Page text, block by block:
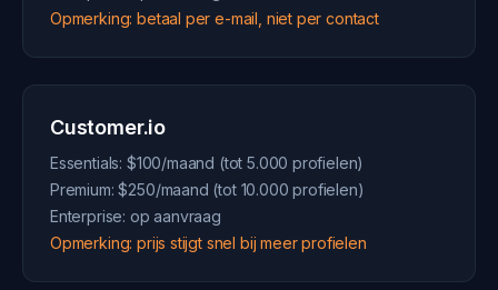
Opmerking: betaal per e-mail, niet per contact
Customer.io
Essentials: $100/maand (tot 5.000 profielen)
Premium: $250/maand (tot 10.000 profielen)
Enterprise: op aanvraag
Opmerking: prijs stijgt snel bij meer profielen